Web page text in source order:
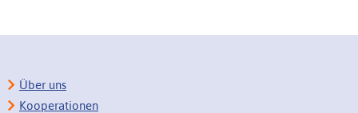
Über uns
Kooperationen